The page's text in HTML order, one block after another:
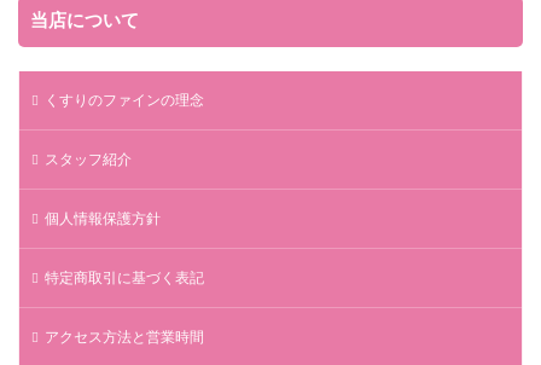
当店について
くすりのファインの理念
スタッフ紹介
個人情報保護方針
特定商取引に基づく表記
アクセス方法と営業時間